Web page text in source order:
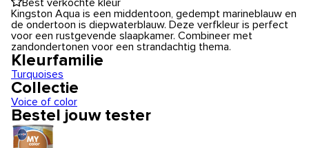
Best verkochte kleur
Kingston Aqua is een middentoon, gedempt marineblauw en
de ondertoon is diepwaterblauw. Deze verfkleur is perfect
voor een rustgevende slaapkamer. Combineer met
zandondertonen voor een strandachtig thema.
Kleurfamilie
Turquoises
Collectie
Voice of color
Bestel jouw tester